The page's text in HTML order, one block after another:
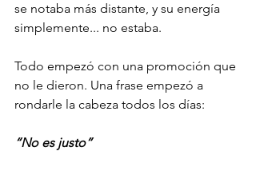
se notaba más distante, y su energía
simplemente... no estaba.
Todo empezó con una promoción que
no le dieron. Una frase empezó a
rondarle la cabeza todos los días:
“No es justo”